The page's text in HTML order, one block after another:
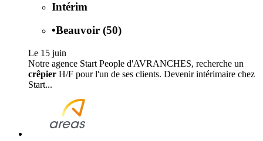
Intérim
•Beauvoir (50)
Le 15 juin
Notre agence Start People d'AVRANCHES, recherche un
crêpier H/F pour l'un de ses clients. Devenir intérimaire chez
Start...